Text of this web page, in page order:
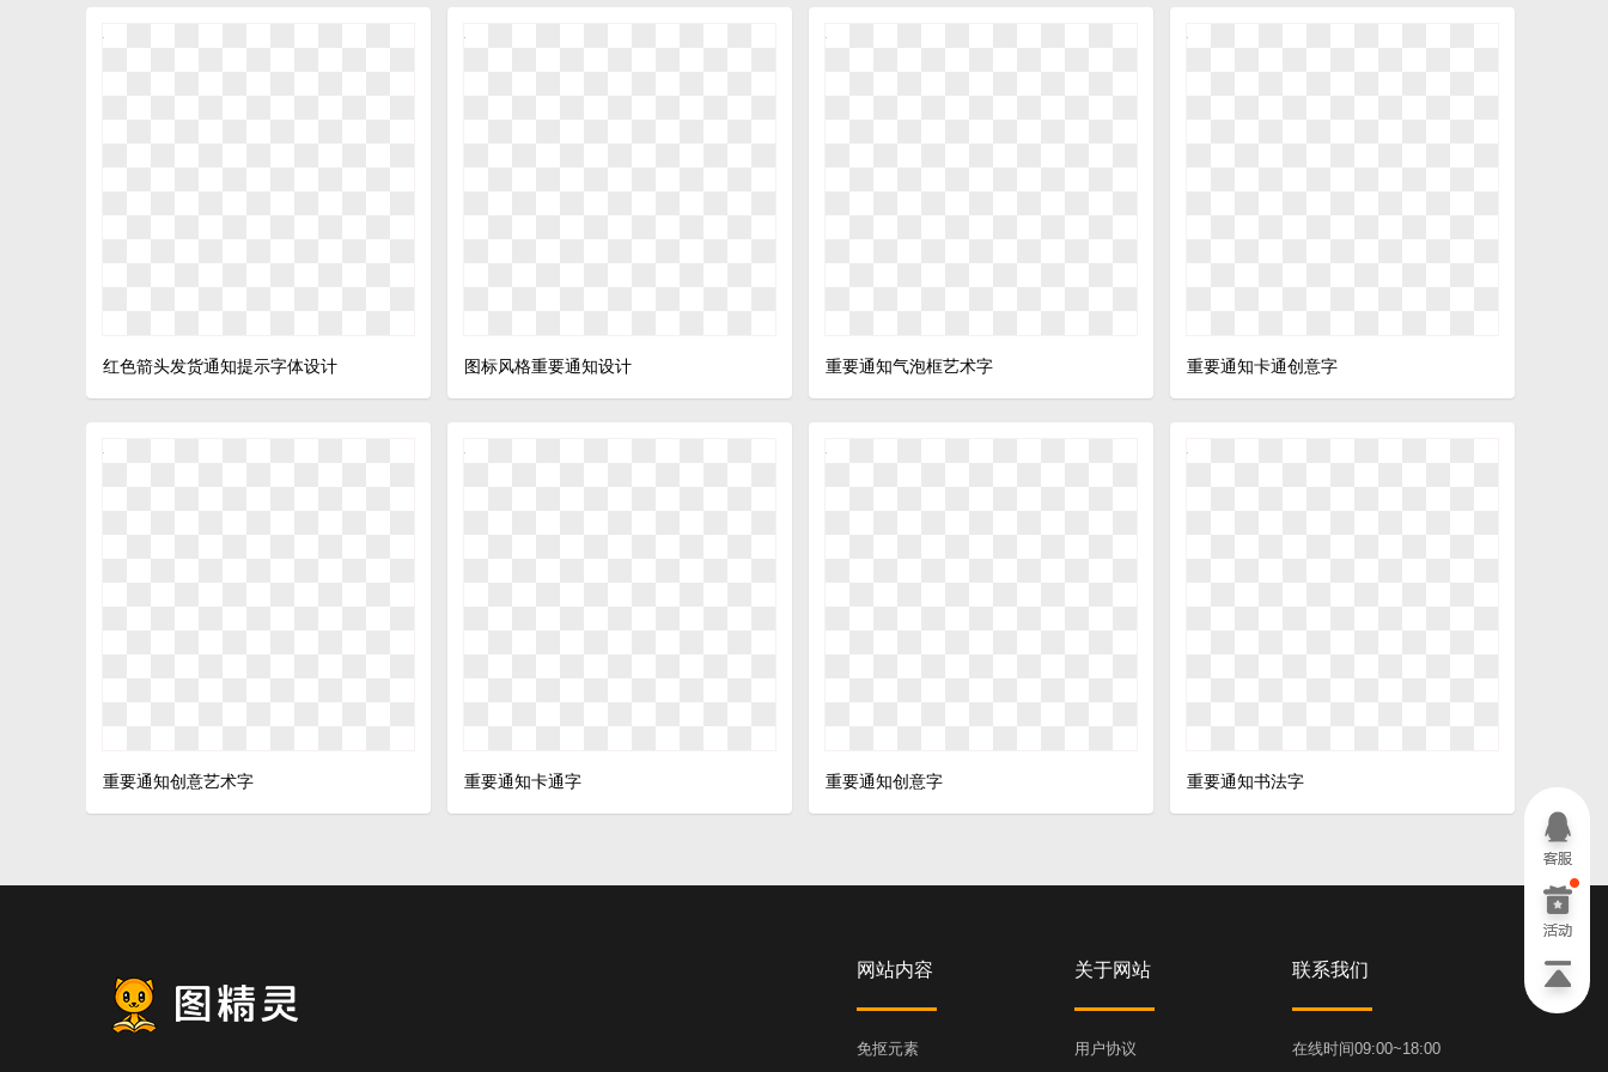
红色箭头发货通知提示字体设计 图标风格重要通知设计 重要通知气泡框艺术字 重要通知卡通创意字
重要通知创意艺术字 重要通知卡通字 重要通知创意字 重要通知书法字
网站内容
免抠元素
关于网站
用户协议
联系我们
在线时间09:00~18:00